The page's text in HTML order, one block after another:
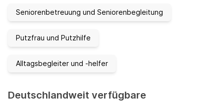
Seniorenbetreuung und Seniorenbegleitung
Putzfrau und Putzhilfe
Alltagsbegleiter und -helfer
Deutschlandweit verfügbare